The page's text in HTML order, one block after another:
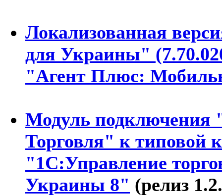
Локализованная
для Украины"
"Агент Плюс:
Модуль
Торговля" к типовой
"1С:Управление
Украины 8" (релиз